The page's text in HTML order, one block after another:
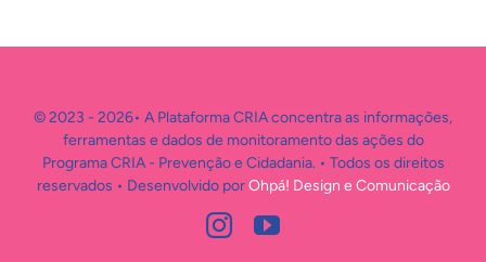
© 2023 - 2026• A Plataforma CRIA concentra as informações,
ferramentas e dados de monitoramento das ações do
Programa CRIA - Prevenção e Cidadania. • Todos os direitos
reservados • Desenvolvido porOhpá! Design e Comunicação